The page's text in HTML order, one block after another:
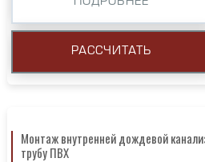
РАССЧИТАТЬ
Монтаж внутренней дождевой
трубу ПВХ